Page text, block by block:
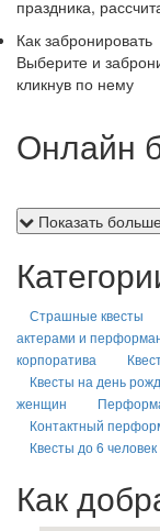
праздника,
Как забронировать
Выберите и
кликнув по нему
Онлайн
Показать
Страшные квесты
актерами и
корпоратива
Квесты на день
женщин
Контактный
Квесты до 6 человек
Как